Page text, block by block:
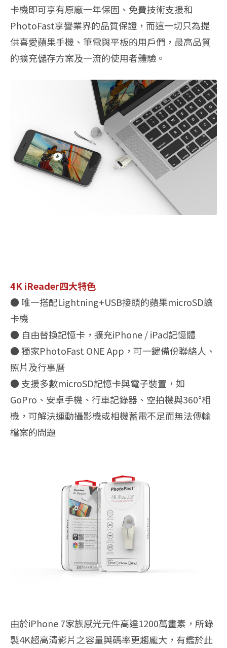
卡機即可享有原廠一年保固、免費技術支援和
PhotoFast享譽業界的品質保證，而這一切只為提
供喜愛蘋果手機、筆電與平板的用戶們，最高品質
的擴充儲存方案及一流的使用者體驗。
4K iReader四大特色
● 唯一搭配Lightning+USB接頭的蘋果microSD讀
卡機
● 自由替換記憶卡，擴充iPhone / iPad記憶體
● 獨家PhotoFast ONE App，可一鍵備份聯絡人、
照片及行事曆
● 支援多數microSD記憶卡與電子裝置，如
GoPro、安卓手機、行車記錄器、空拍機與360°相
機，可解決運動攝影機或相機蓄電不足而無法傳輸
檔案的問題
由於iPhone 7家族感光元件高達1200萬畫素，所錄
製4K超高清影片之容量與碼率更趨龐大，有鑑於此